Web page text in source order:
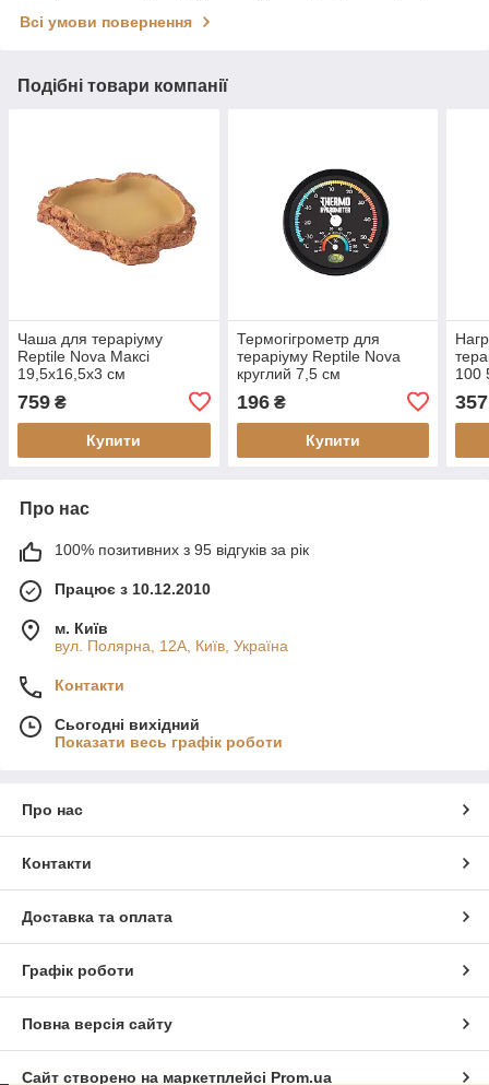
Всі умови повернення
Подібні товари компанії
Чаша для тераріуму
Reptile Nova Максі
19,5x16,5x3 см
759 ₴
Купити
Термогігрометр для
тераріуму Reptile Nova
круглий 7,5 см
196₴
Купити
100
357
Про нас
100% позитивних з 95 відгуків за рік
Працює з 10.12.2010
м. Київ
вул. Полярна, 12А, Київ, Україна
Контакти
Сьогодні вихідний
Показати весь графік роботи
Про нас
Контакти
Доставка та оплата
Графік роботи
Повна версія сайту
Сайт створено на маркетплейсі Prom.ua